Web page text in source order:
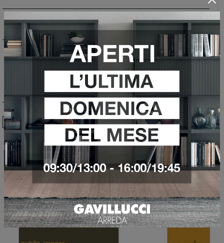
Sfoglia i cataloghi
Ho preso visione dellaPrivacy Policy